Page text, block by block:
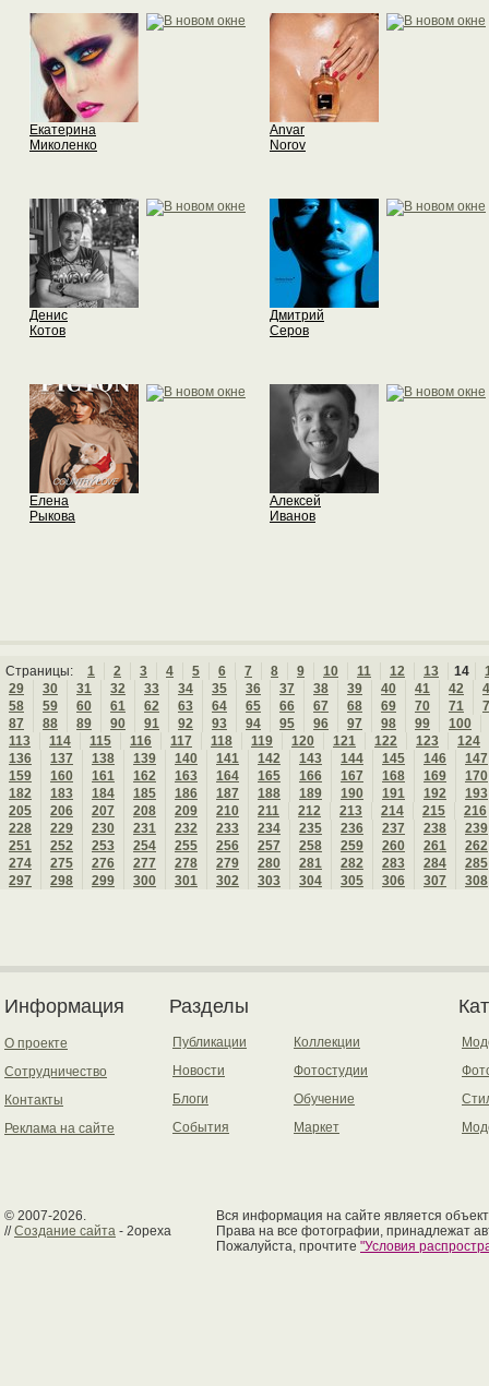
Екатерина
Миколенко
Anvar
Norov
Денис
Котов
Дмитрий
Серов
Елена
Рыкова
Алексей
Иванов
Страницы: 1 2 3 4 5 6 7 8 9 10 11 12 13 14
29
30 31 32 33 34 35 36 37 38 39 40 41 42
58
59 60 61 62 63 64 65 66 67 68 69 70 71
87
88 89 90 91 92 93 94 95 96 97 98 99
100
113
114 115 116 117 118 119 120 121 122 123
124
136
137 138 139 140 141 142 143 144 145 146
147
159
160 161 162 163 164 165 166 167 168 169
170
182
183 184 185 186 187 188 189 190 191 192
193
205
206 207 208 209 210 211 212 213 214 215
216
228
229 230 231 232 233 234 235 236 237 238
239
251
252 253 254 255 256 257 258 259 260 261
262
274
275 276 277 278 279 280 281 282 283 284
285
297
298 299 300 301 302 303 304 305 306 307 308
Информация
О проекте
Сотрудничество
Контакты
Реклама на сайте
Разделы
Публикации
Новости
Блоги
События
Коллекции
Фотостудии
Обучение
Маркет
© 2007-2026.
//Создание сайта - 2opexa
Вся информация на сайте является
Права на все фотографии, принадлежат
Пожалуйста, прочтите "Условия